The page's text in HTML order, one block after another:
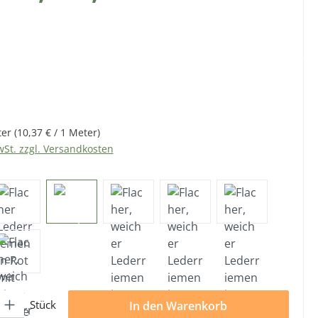
(10,37 € / 1 Meter)
zzgl. Versandkosten
Gib den gewünschten Wert ein oder benutze die Schaltflächen
Stück In den Warenkorb